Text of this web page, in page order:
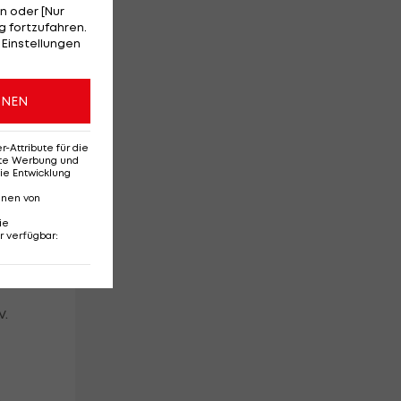
oder [Nur
fortzufahren.
Attribute für die
Werbung und
Entwicklung
von
verfügbar: